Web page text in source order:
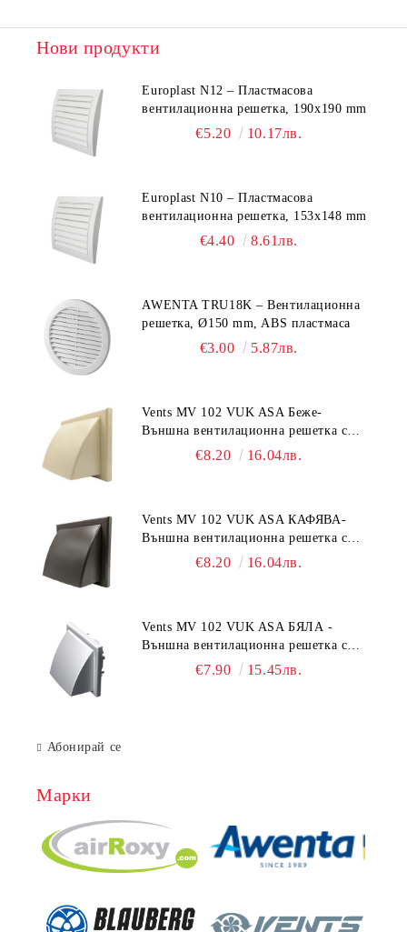
Нови продукти
Europlast N12 – Пластмасова
вентилационна решетка, 190x190 mm
€5.20 10.17лв.
Europlast N10 – Пластмасова
вентилационна решетка, 153x148 mm
€4.40 8.61лв.
AWENTA TRU18K – Вентилационна
решетка, Ø150 mm, ABS пластмаса
€3.00 5.87лв.
Vents MV 102 VUK ASA Беже-
Външна вентилационна решетка с
гравитачна клапа Ø 100, Ø 125,
€8.20 16.04лв.
Vents MV 102 VUK ASA КАФЯВА-
Външна вентилационна решетка с
гравитачна клапа Ø 100, Ø 125,
€8.20 16.04лв.
Vents MV 102 VUK ASA БЯЛА -
Външна вентилационна решетка с
гравитачна клапа Ø 100, Ø 125,
€7.90 15.45лв.
Абонирай се
Марки